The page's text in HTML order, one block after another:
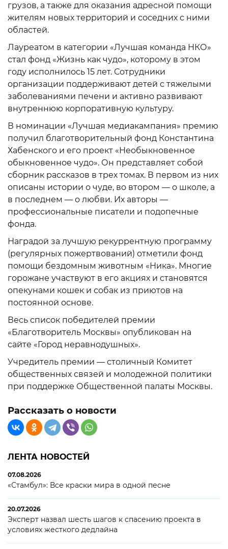
грузов, а также для оказания адресной помощи
жителям новых территорий и соседних с ними
областей.
Лауреатом в категории «Лучшая команда НКО»
стал фонд «Жизнь как чудо», которому в этом
году исполнилось 15 лет. Сотрудники
организации поддерживают детей с тяжелыми
заболеваниями печени и активно развивают
внутреннюю корпоративную культуру.
В номинации «Лучшая медиакампания» премию
получил благотворительный фонд Константина
Хабенского и его проект «Необыкновенное
обыкновенное чудо». Он представляет собой
сборник рассказов в трех томах. В первом из них
описаны истории о чуде, во втором — о школе, а
в последнем — о любви. Их авторы —
профессиональные писатели и подопечные
фонда.
Наградой за лучшую рекуррентную программу
(регулярных пожертвований) отметили фонд
помощи бездомным животным «Ника». Многие
горожане участвуют в его акциях и становятся
опекунами кошек и собак из приютов на
постоянной основе.
Весь список победителей премии
«Благотворитель Москвы» опубликован на
сайте «Город неравнодушных».
Учредитель премии — столичный Комитет
общественных связей и молодежной политики
при поддержке Общественной палаты Москвы.
Рассказать о новости
ЛЕНТА НОВОСТЕЙ
07.08.2026
«Стамбул»: Все краски мира в одной песне
20.07.2026
Эксперт назвал шесть шагов к спасению проекта в
условиях жесткого дедлайна